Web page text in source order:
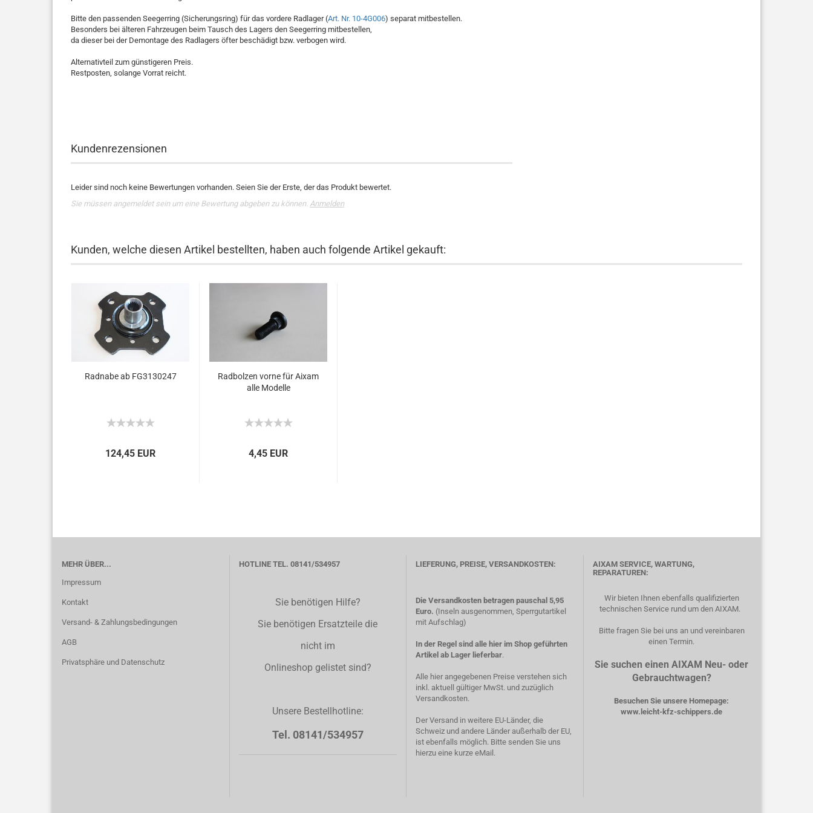
Bitte den passenden Seegerring (Sicherungsring) für das vordere Radlager (Art. Nr. 10-4G006) separat mitbestellen.
Besonders bei älteren Fahrzeugen beim Tausch des Lagers den Seegerring mitbestellen,
da dieser bei der Demontage des Radlagers öfter beschädigt bzw. verbogen wird.
Alternativteil zum günstigeren Preis.
Restposten, solange Vorrat reicht.
Kundenrezensionen
Leider sind noch keine Bewertungen vorhanden. Seien Sie der Erste, der das Produkt bewertet.
Sie müssen angemeldet sein um eine Bewertung abgeben zu können. Anmelden
Kunden, welche diesen Artikel bestellten, haben auch folgende Artikel gekauft:
Radnabe ab FG3130247
124,45 EUR
Radbolzen vorne für Aixam
alle Modelle
4,45 EUR
MEHR ÜBER...
Impressum
Kontakt
Versand- & Zahlungsbedingungen
AGB
Privatsphäre und Datenschutz
HOTLINE TEL. 08141/534957
Sie benötigen Hilfe?
Sie benötigen Ersatzteile die
nicht im
Onlineshop gelistet sind?
Unsere Bestellhotline:
Tel. 08141/534957
LIEFERUNG, PREISE, VERSANDKOSTEN:
Die Versandkosten betragen pauschal 5,95
Euro. (Inseln ausgenommen, Sperrgutartikel
mit Aufschlag)
In der Regel sind alle hier im Shop geführten
Artikel ab Lager lieferbar.
Alle hier angegebenen Preise verstehen sich
inkl. aktuell gültiger MwSt. und zuzüglich
Versandkosten.
Der Versand in weitere EU-Länder, die
Schweiz und andere Länder außerhalb der EU,
ist ebenfalls möglich. Bitte senden Sie uns
hierzu eine kurze eMail.
AIXAM SERVICE, WARTUNG,
REPARATUREN:
Wir bieten Ihnen ebenfalls qualifizierten
technischen Service rund um den AIXAM.
Bitte fragen Sie bei uns an und vereinbaren
einen Termin.
Sie suchen einen AIXAM Neu- oder
Gebrauchtwagen?
Besuchen Sie unsere Homepage:
www.leicht-kfz-schippers.de